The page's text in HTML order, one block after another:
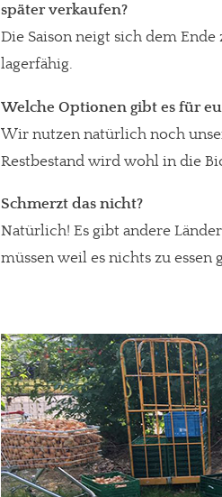
In eigener Sache
Dir gefällt
meinesuedstadt.de finanziert sich
später verkaufen?
Die Saison neigt sich dem
lagerfähig.
Welche Optionen gibt es für
Wir nutzen natürlich noch
Restbestand wird wohl in die
Schmerzt das nicht?
Natürlich! Es gibt andere
müssen weil es nichts zu essen